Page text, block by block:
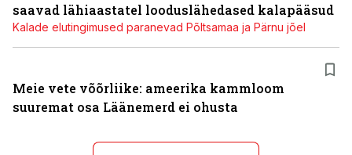
saavad lähiaastatel looduslähedased kalapääsud
Kalade elutingimused paranevad Põltsamaa ja Pärnu jõel
Meie vete võõrliike: ameerika kammloom
suuremat osa Läänemerd ei ohusta